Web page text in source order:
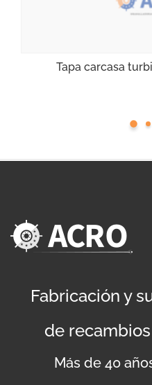
Tapa carcasa
Fabricación y
de
Más de 40